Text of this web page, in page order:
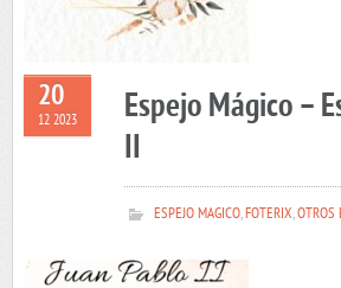
20
12 2023
Espejo Mágico –
II
ESPEJO MAGICO,FOTERIX,OTROS